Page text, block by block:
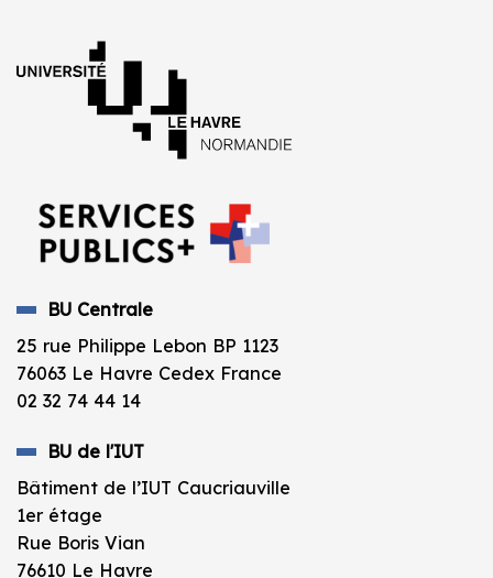
BU Centrale
25 rue Philippe Lebon BP 1123
76063 Le Havre Cedex France
02 32 74 44 14
BU de l'IUT
Bâtiment de l’IUT Caucriauville
1er étage
Rue Boris Vian
76610 Le Havre